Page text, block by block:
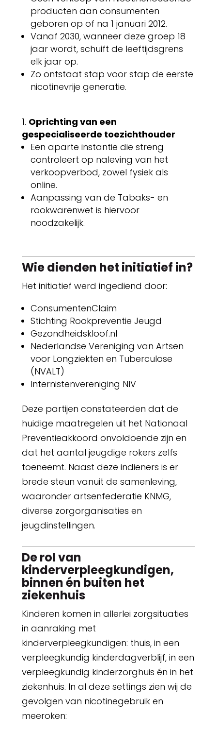
producten aan consumenten
geboren op of na 1 januari 2012.
Vanaf 2030, wanneer deze groep 18
jaar wordt, schuift de leeftijdsgrens
elk jaar op.
Zo ontstaat stap voor stap de eerste
nicotinevrije generatie.
Oprichting van een
gespecialiseerde toezichthouder
Een aparte instantie die streng
controleert op naleving van het
verkoopverbod, zowel fysiek als
online.
Aanpassing van de Tabaks- en
rookwarenwet is hiervoor
noodzakelijk.
Wie dienden het initiatief in?
Het initiatief werd ingediend door:
ConsumentenClaim
Stichting Rookpreventie Jeugd
Gezondheidskloof.nl
Nederlandse Vereniging van Artsen
voor Longziekten en Tuberculose
(NVALT)
Internistenvereniging NIV
Deze partijen constateerden dat de
huidige maatregelen uit het Nationaal
Preventieakkoord onvoldoende zijn en
dat het aantal jeugdige rokers zelfs
toeneemt. Naast deze indieners is er
brede steun vanuit de samenleving,
waaronder artsenfederatie KNMG,
diverse zorgorganisaties en
jeugdinstellingen.
De rol van
kinderverpleegkundigen,
binnen én buiten het
ziekenhuis
Kinderen komen in allerlei zorgsituaties
in aanraking met
kinderverpleegkundigen: thuis, in een
verpleegkundig kinderdagverblijf, in een
verpleegkundig kinderzorghuis én in het
ziekenhuis. In al deze settings zien wij de
gevolgen van nicotinegebruik en
meeroken: